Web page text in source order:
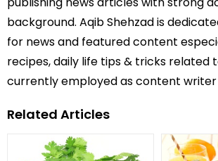
background. Aqib Shehzad is
for news and featured content
recipes, daily life tips & tricks related
currently employed as content writer
Related Articles